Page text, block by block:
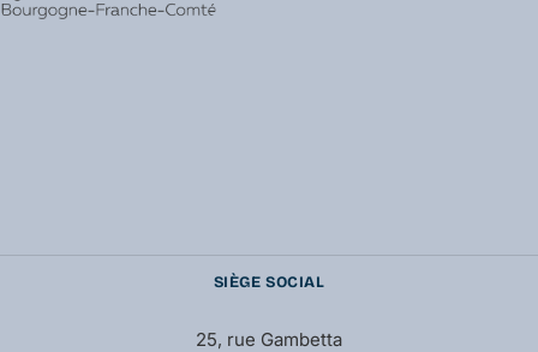
SIÈGE SOCIAL
25, rue Gambetta